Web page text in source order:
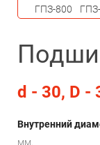
d - 30, D -
Внутренний
мм.
ГПЗ-800